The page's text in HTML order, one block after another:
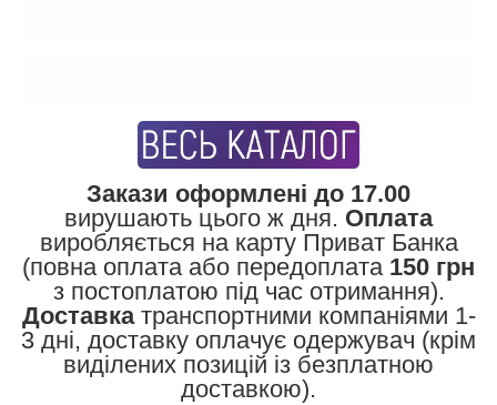
Закази оформлені до 17.00
вирушають цього ж дня. Оплата
виробляється на карту Приват Банка
(повна оплата або передоплата 150 грн
з постоплатою під час отримання).
Доставкатранспортними компаніями 1-
3 дні, доставку оплачує одержувач (крім
виділених позицій із безплатною
доставкою).